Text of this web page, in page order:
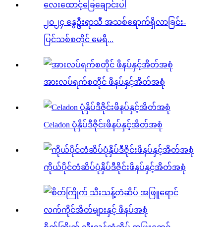
၂၀၂၄ နွေဦးရာသီ အသစ်ရောက်ရှိလာခြင်း-
ပြင်သစ်စတိုင် မေရီ...
အားလပ်ရက်စတိုင် ဖိနပ်နှင့်အိတ်အစုံ
Celadon ပုံနှိပ်ဒီဇိုင်းဖိနပ်နှင့်အိတ်အစုံ
ကိုယ်ပိုင်တံဆိပ်ပုံနှိပ်ဒီဇိုင်းဖိနပ်နှင့်အိတ်အစုံ